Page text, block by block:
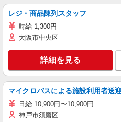
レジ・商品陳列スタッフ
時給 1,300円
大阪市中央区
詳細を見る
マイクロバスによる施設利用者送
日給 10,900円〜10,900円
神戸市須磨区